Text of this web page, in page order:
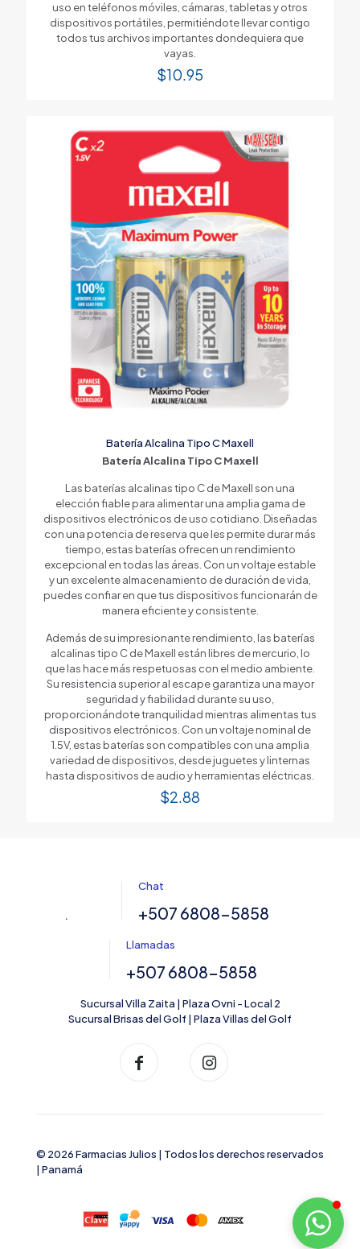
uso en teléfonos móviles, cámaras, tabletas y otros
dispositivos portátiles, permitiéndote llevar contigo
todos tus archivos importantes dondequiera que
vayas.
$10.95
Batería Alcalina Tipo C Maxell
Batería Alcalina Tipo C Maxell
Las baterías alcalinas tipo C de Maxell son una
elección fiable para alimentar una amplia gama de
dispositivos electrónicos de uso cotidiano. Diseñadas
con una potencia de reserva que les permite durar más
tiempo, estas baterías ofrecen un rendimiento
excepcional en todas las áreas. Con un voltaje estable
y un excelente almacenamiento de duración de vida,
puedes confiar en que tus dispositivos funcionarán de
manera eficiente y consistente.
Además de su impresionante rendimiento, las baterías
alcalinas tipo C de Maxell están libres de mercurio, lo
que las hace más respetuosas con el medio ambiente.
Su resistencia superior al escape garantiza una mayor
seguridad y fiabilidad durante su uso,
proporcionándote tranquilidad mientras alimentas tus
dispositivos electrónicos. Con un voltaje nominal de
1.5V, estas baterías son compatibles con una amplia
variedad de dispositivos, desde juguetes y linternas
hasta dispositivos de audio y herramientas eléctricas.
$2.88
Chat
+507 6808-5858
Llamadas
+507 6808-5858
Sucursal Villa Zaita | Plaza Ovni - Local 2
Sucursal Brisas del Golf | Plaza Villas del Golf
© 2026 Farmacias Julios | Todos los derechos reservados
| Panamá